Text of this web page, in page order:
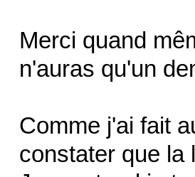
Merci quand
n'auras qu'un
Comme j'ai fait
constater que la